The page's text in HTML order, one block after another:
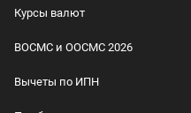
Курсы валют
ВОСМС и ООСМС 2026
Вычеты по ИПН